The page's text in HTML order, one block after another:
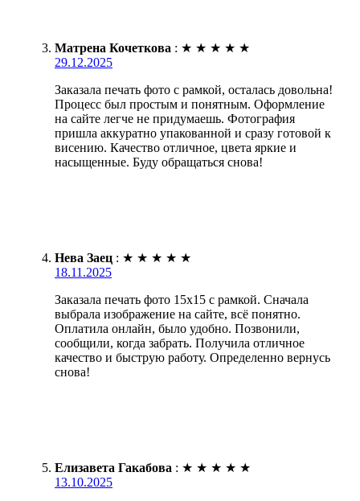
Матрена Кочеткова : ★ ★ ★ ★ ★
29.12.2025
Заказала печать фото с рамкой, осталась довольна!
Процесс был простым и понятным. Оформление
на сайте легче не придумаешь. Фотография
пришла аккуратно упакованной и сразу готовой к
висению. Качество отличное, цвета яркие и
насыщенные. Буду обращаться снова!
Нева Заец : ★ ★ ★ ★ ★
18.11.2025
Заказала печать фото 15х15 с рамкой. Сначала
выбрала изображение на сайте, всё понятно.
Оплатила онлайн, было удобно. Позвонили,
сообщили, когда забрать. Получила отличное
качество и быструю работу. Определенно вернусь
снова!
Елизавета Гакабова : ★ ★ ★ ★ ★
13.10.2025